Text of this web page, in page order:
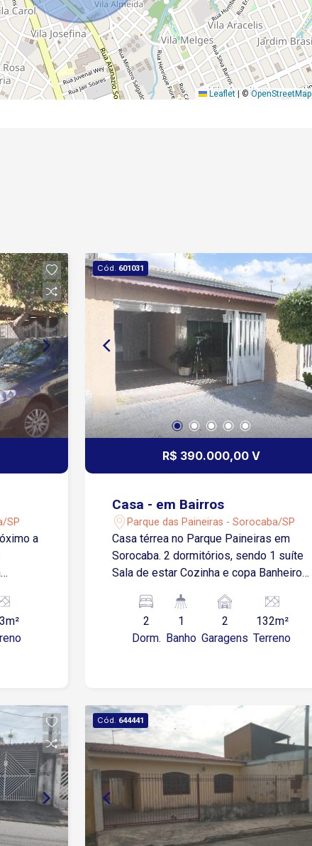
Leaflet ©OpenStreetMap
SP
a
Cód. 601031
R$ 390.000,00 V
Casa - em Bairros
Parque das Paineiras - Sorocaba/SP
Casa térrea no Parque Paineiras em
Sorocaba. 2 dormitórios, sendo 1 suíte
Sala de estar Cozinha e copa Banheiro
cobertas. Estuda proposta e permuta
por apartamento com elevador.
2
Dorm.
1
Banho
2
Garagens
132m²
Terreno
Cód. 644441